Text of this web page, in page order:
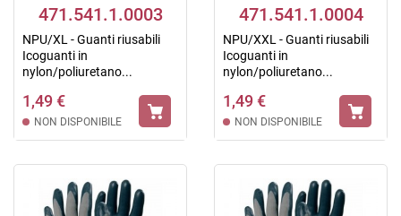
471.541.1.0003
NPU/XL - Guanti riusabili
Icoguanti in
nylon/poliuretano...
1,49 €
NON DISPONIBILE
471.541.1.0004
NPU/XXL - Guanti riusabili
Icoguanti in
nylon/poliuretano...
1,49 €
NON DISPONIBILE